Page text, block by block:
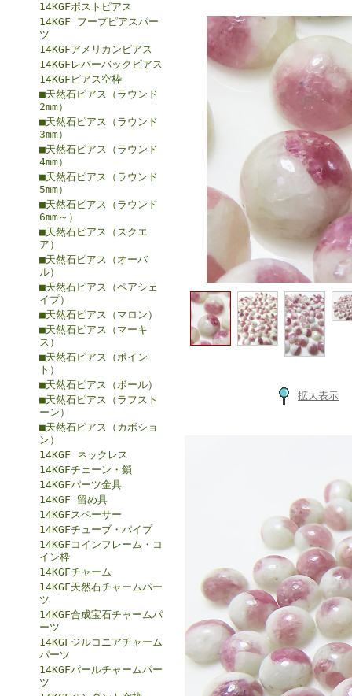
14KGFポストピアス
14KGF フープピアスパー
ツ
14KGFアメリカンピアス
14KGFレバーバックピアス
14KGFピアス空枠
■天然石ピアス（ラウンド
2mm）
■天然石ピアス（ラウンド
3mm）
■天然石ピアス（ラウンド
4mm）
■天然石ピアス（ラウンド
5mm）
■天然石ピアス（ラウンド
6mm～）
■天然石ピアス（スクエ
ア）
■天然石ピアス（オーバ
ル）
■天然石ピアス（ペアシェ
イプ）
■天然石ピアス（マロン）
■天然石ピアス（マーキ
ス）
■天然石ピアス（ポイン
ト）
■天然石ピアス（ボール）
■天然石ピアス（ラフスト
ーン）
■天然石ピアス（カボショ
ン）
14KGF ネックレス
14KGFチェーン・鎖
14KGFパーツ金具
14KGF 留め具
14KGFスペーサー
14KGFチューブ・パイプ
14KGFコインフレーム・コ
イン枠
14KGFチャーム
14KGF天然石チャームパー
ツ
14KGF合成宝石チャームパ
ーツ
14KGFジルコニアチャーム
パーツ
14KGFパールチャームパー
ツ
拡大表示